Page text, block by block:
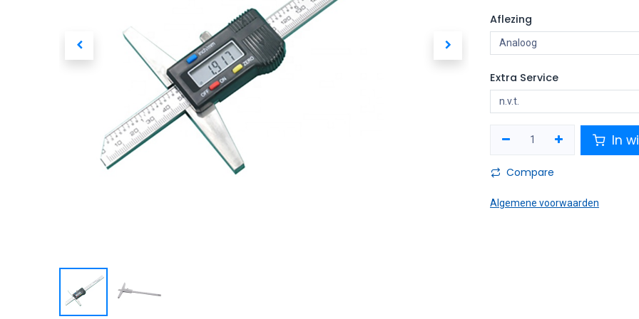
Aflezing
Extra Service
In
Compare
Algemene voorwaarden